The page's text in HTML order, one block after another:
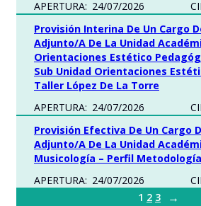
APERTURA: 24/07/2026
Provisión Interina De Un Cargo
Adjunto/a De La Unidad
Orientaciones Estético
Sub Unidad Orientaciones
Taller López De La Torre
APERTURA: 24/07/2026
Provisión Efectiva De Un Cargo
Adjunto/a De La Unidad
Musicología – Perfil
APERTURA: 24/07/2026
1 2 3 →